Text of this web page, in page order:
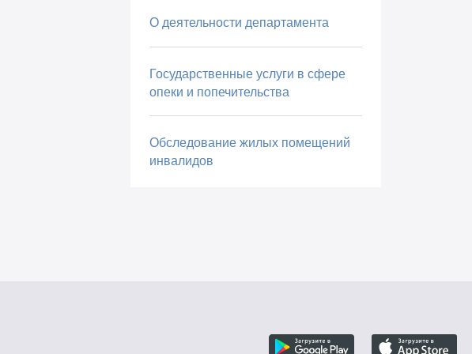
О деятельности департамента
Государственные услуги в сфере
опеки и попечительства
Обследование жилых помещений
инвалидов